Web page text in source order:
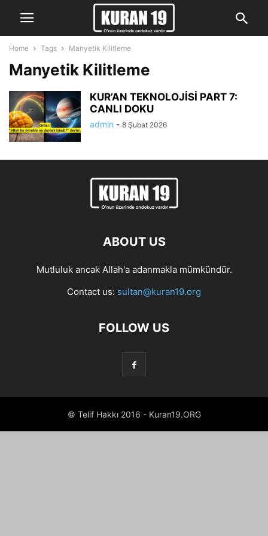
Home Tags Manyetik Kilitleme
Manyetik Kilitleme
KUR’AN TEKNOLOJİSİ PART 7:
CANLI DOKU
admin - 8 Şubat 2026
ABOUT US
Mutluluk ancak Allah'a adanmakla mümkündür.
Contact us: sultan@kuran19.org
FOLLOW US
© Telif Hakkı 2016 - Kuran19.ORG